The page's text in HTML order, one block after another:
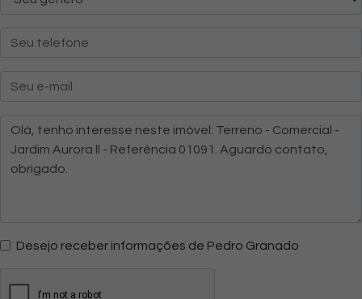
Desejo receber informações de Pedro Granado